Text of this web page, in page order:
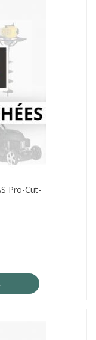
Pro-Cut-